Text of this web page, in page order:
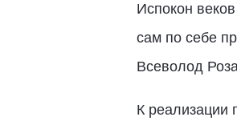
Испокон
сам по себе
Всеволод
К реализации